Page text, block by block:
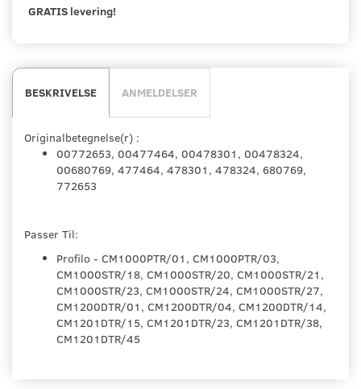
GRATIS levering!
BESKRIVELSE ANMELDELSER
Originalbetegnelse(r) :
00772653, 00477464, 00478301, 00478324,
00680769, 477464, 478301, 478324, 680769,
772653
Passer Til:
Profilo - CM1000PTR/01, CM1000PTR/03,
CM1000STR/18, CM1000STR/20, CM1000STR/21,
CM1000STR/23, CM1000STR/24, CM1000STR/27,
CM1200DTR/01, CM1200DTR/04, CM1200DTR/14,
CM1201DTR/15, CM1201DTR/23, CM1201DTR/38,
CM1201DTR/45